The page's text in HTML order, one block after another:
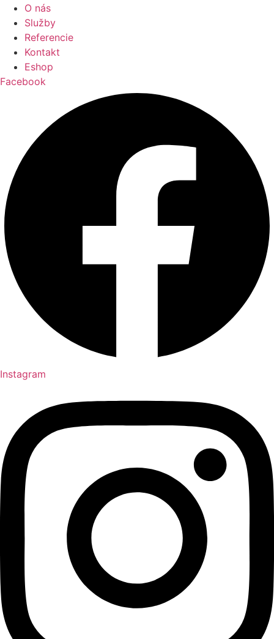
O nás
Služby
Referencie
Kontakt
Eshop
Facebook
Instagram